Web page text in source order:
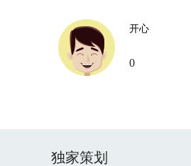
开心
0
独家策划